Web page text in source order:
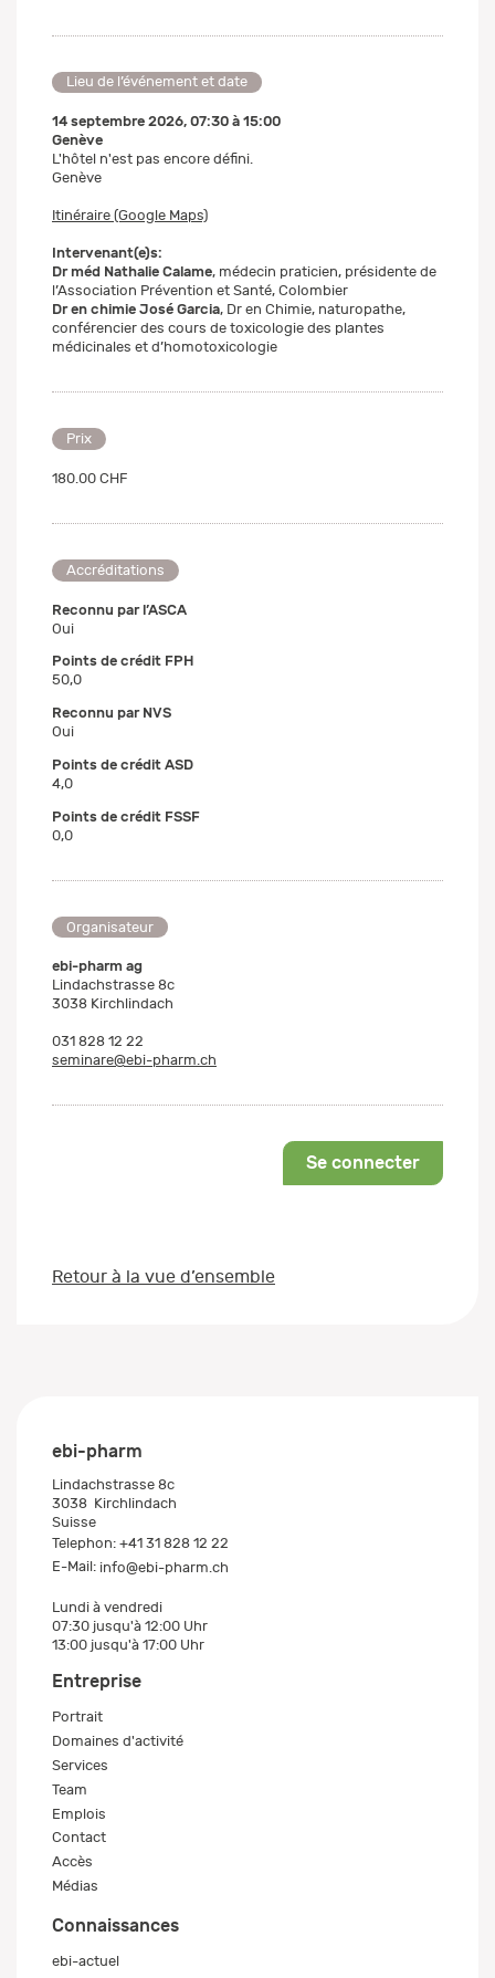
Lieu de l’événement et date
14 septembre 2026, 07:30 à 15:00
Genève
L'hôtel n'est pas encore défini.
Genève
Itinéraire (Google Maps)
Intervenant(e)s:
Dr méd Nathalie Calame, médecin praticien, présidente de
l’Association Prévention et Santé, Colombier
Dr en chimie José Garcia, Dr en Chimie, naturopathe,
conférencier des cours de toxicologie des plantes
médicinales et d’homotoxicologie
Prix
180.00 CHF
Accréditations
Reconnu par l’ASCA
Oui
Points de crédit FPH
50,0
Reconnu par NVS
Oui
Points de crédit ASD
4,0
Points de crédit FSSF
0,0
Organisateur
ebi-pharm ag
Lindachstrasse 8c
3038 Kirchlindach
031 828 12 22
seminare@ebi-pharm.ch
Se connecter
Retour à la vue d’ensemble
ebi-pharm
Lindachstrasse 8c
3038 Kirchlindach
Suisse
Telephon: +41 31 828 12 22
E-Mail: info@ebi-pharm.ch
Lundi à vendredi
07:30 jusqu'à 12:00 Uhr
13:00 jusqu'à 17:00 Uhr
Entreprise
Portrait
Domaines d'activité
Services
Team
Emplois
Contact
Accès
Médias
Connaissances
ebi-actuel